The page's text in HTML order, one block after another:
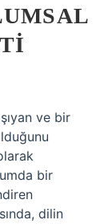
ve bir
bir
dilin